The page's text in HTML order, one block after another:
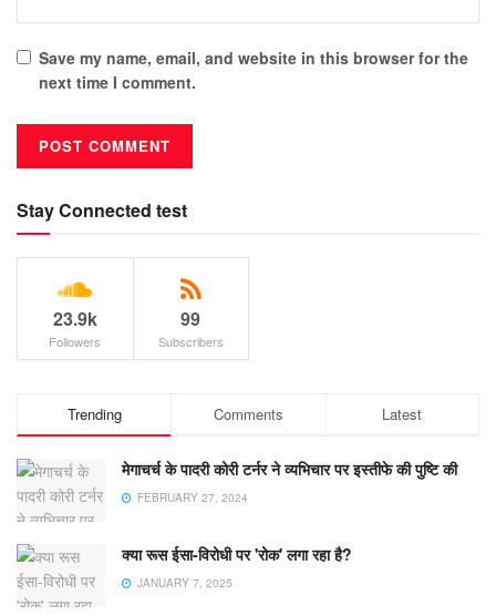
Save my name, email, and website in this browser for the
next time I comment.
Stay Connected test
23.9k
Followers
99
Subscribers
Trending Comments Latest
मेगाचर्च के पादरी कोरी टर्नर ने व्यभिचार पर इस्तीफे की पुष्टि की
FEBRUARY 27, 2024
क्या रूस ईसा-विरोधी पर 'रोक' लगा रहा है?
JANUARY 7, 2025